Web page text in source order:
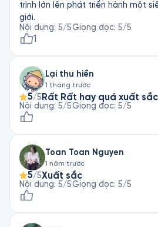
trình lớn lên phát triển hành một
giới.
Nội dung: 5/5Giọng đọc: 5/5
1
Lại thu hiền
1 tháng trước
5/5 Rất Rất hay quá xuất sắc
Nội dung: 5/5Giọng đọc: 5/5
Toan Toan Nguyen
1 năm trước
5/5Xuất sắc
Nội dung: 5/5Giọng đọc: 5/5